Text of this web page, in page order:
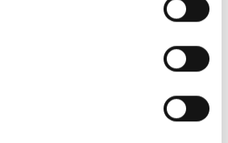
e siccità, dichiarato lo stato di